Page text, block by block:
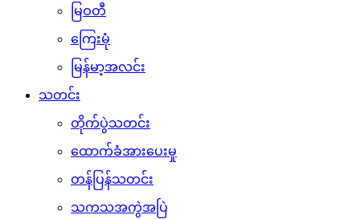
မြဝတီ
ကြေးမုံ
မြန်မာ့အလင်း
သတင်း
တိုက်ပွဲသတင်း
ထောက်ခံအားပေးမှု
တန်ပြန်သတင်း
သကသအကွဲအပြဲ